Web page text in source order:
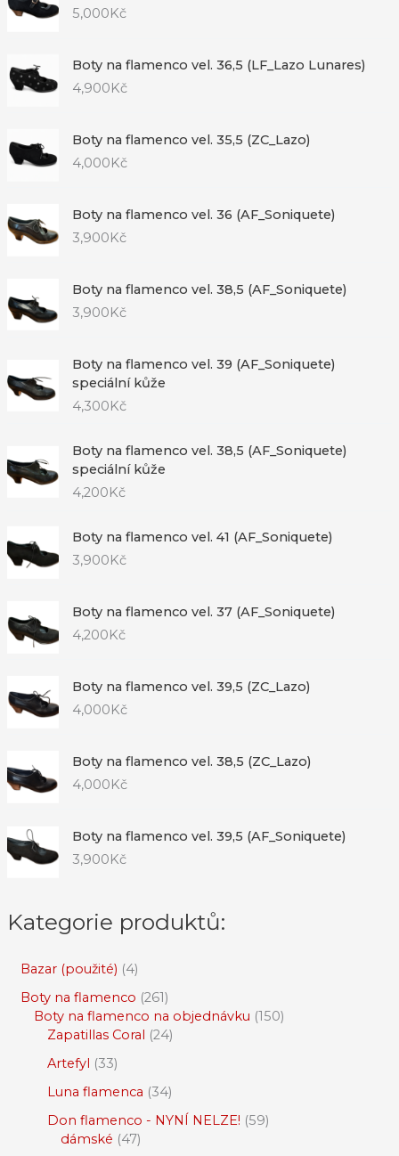
5,000Kč
Boty na flamenco vel. 36,5 (LF_Lazo Lunares)
4,900Kč
Boty na flamenco vel. 35,5 (ZC_Lazo)
4,000Kč
Boty na flamenco vel. 36 (AF_Soniquete)
3,900Kč
Boty na flamenco vel. 38,5 (AF_Soniquete)
3,900Kč
Boty na flamenco vel. 39 (AF_Soniquete)
speciální kůže
4,300Kč
Boty na flamenco vel. 38,5 (AF_Soniquete)
speciální kůže
4,200Kč
Boty na flamenco vel. 41 (AF_Soniquete)
3,900Kč
Boty na flamenco vel. 37 (AF_Soniquete)
4,200Kč
Boty na flamenco vel. 39,5 (ZC_Lazo)
4,000Kč
Boty na flamenco vel. 38,5 (ZC_Lazo)
4,000Kč
Boty na flamenco vel. 39,5 (AF_Soniquete)
3,900Kč
Kategorie produktů:
Bazar (použité) 4
Boty na flamenco 261
Boty na flamenco na objednávku 150
Zapatillas Coral
24
Artefyl
33
Luna flamenca 34
Don flamenco - NYNÍ NELZE! 59
dámské 47